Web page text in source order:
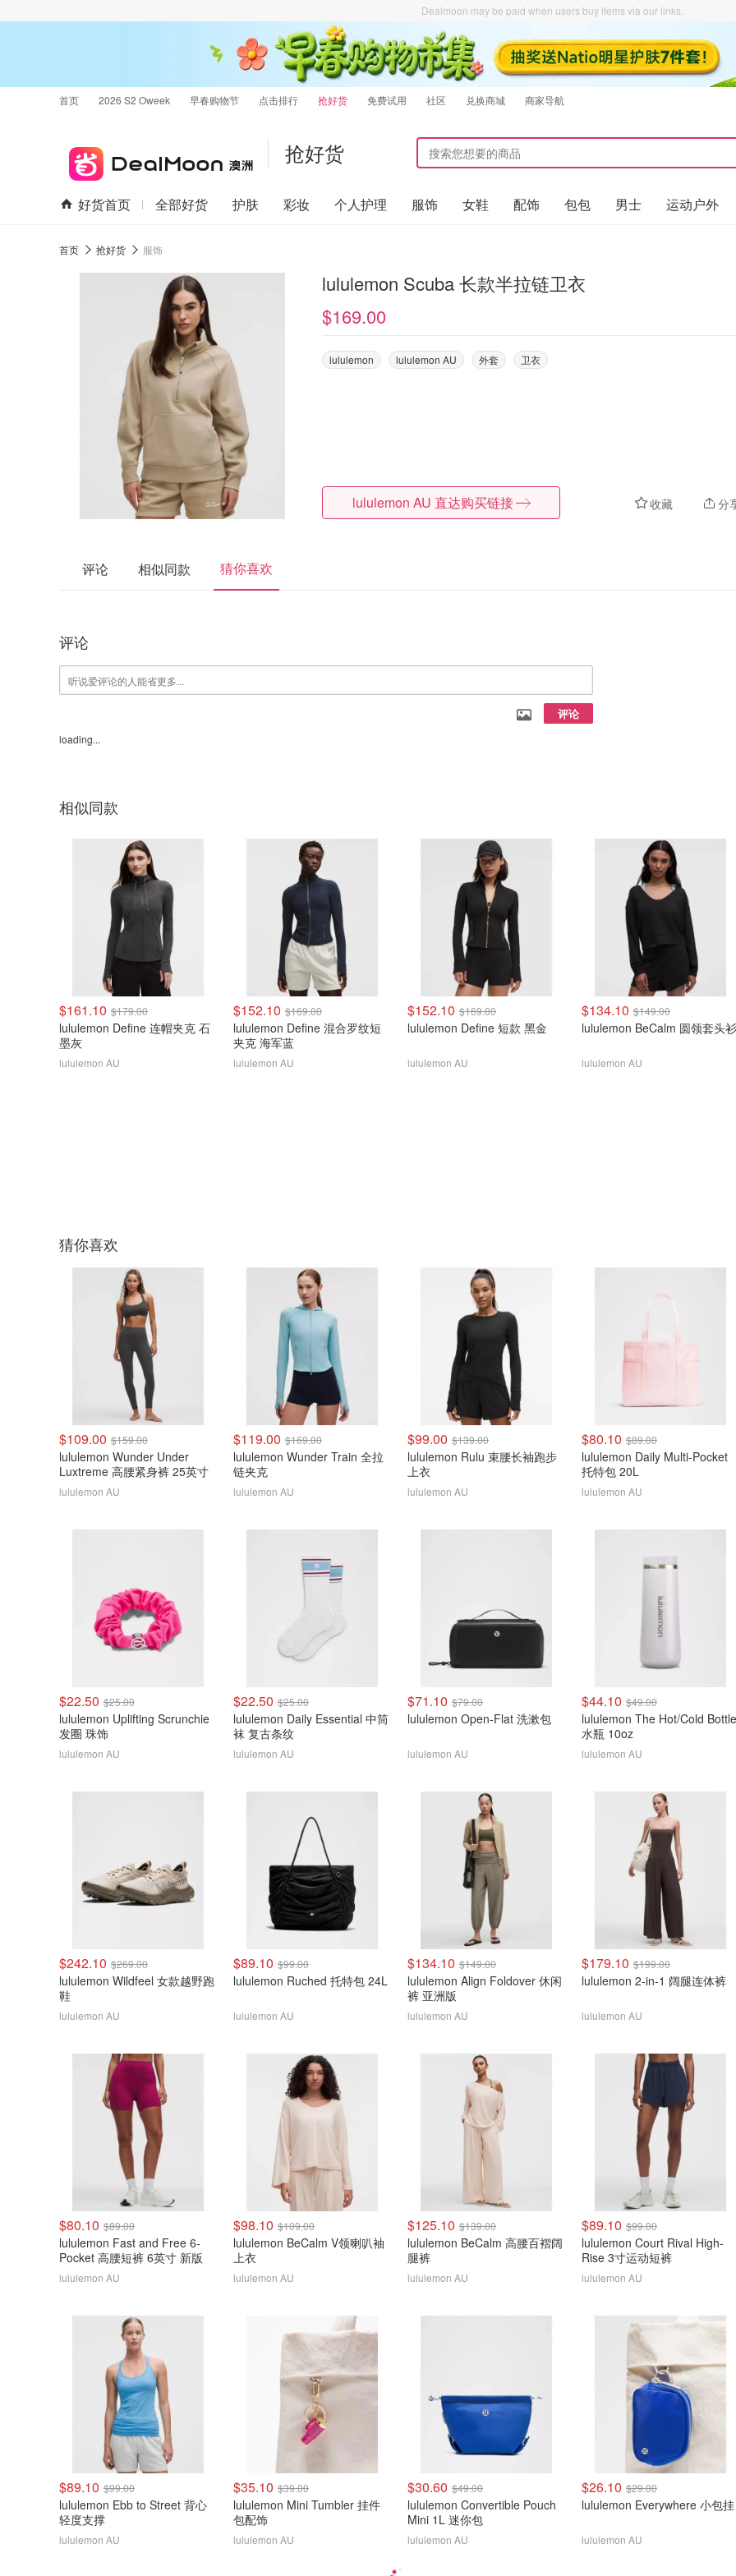
Dealmoon may be paid when users buy items via our links.
首页 2026 S2 Oweek 早春购物节 点击排行 抢好货 免费试用 社区 兑换商城 商家导航
抢好货
好货首页 全部好货 护肤 彩妆 个人护理 服饰 女鞋 配饰 包包 男士 运动户外
首页 抢好货 服饰
lululemon Scuba 长款半拉链卫衣
$169.00
lululemon lululemon AU 外套 卫衣
收藏 分
lululemon AU 直达购买链接
评论 相似同款 猜你喜欢
评论
评论
loading...
相似同款
$161.10 $179.00
lululemon Define 连帽夹克 石
墨灰
lululemon AU
$152.10 $169.00
lululemon Define 混合罗纹短
夹克 海军蓝
lululemon AU
$152.10 $169.00
lululemon Define 短款 黑金
lululemon AU
$134.10 $149.00
lululemon BeCalm 圆领套头衫
lululemon AU
猜你喜欢
$109.00 $159.00
lululemon Wunder Under
Luxtreme 高腰紧身裤 25英寸
lululemon AU
$119.00 $169.00
lululemon Wunder Train 全拉
链夹克
lululemon AU
$99.00 $139.00
lululemon Rulu 束腰长袖跑步
上衣
lululemon AU
$80.10 $89.00
lululemon Daily Multi-Pocket
托特包 20L
lululemon AU
$22.50 $25.00
lululemon Uplifting Scrunchie
发圈 珠饰
lululemon AU
$22.50 $25.00
lululemon Daily Essential 中筒
袜 复古条纹
lululemon AU
$71.10 $79.00
lululemon Open-Flat 洗漱包
lululemon AU
$44.10 $49.00
lululemon The Hot/Cold Bottle
水瓶 10oz
lululemon AU
$242.10 $269.00
lululemon Wildfeel 女款越野跑
鞋
lululemon AU
$89.10 $99.00
lululemon Ruched 托特包 24L
lululemon AU
$134.10 $149.00
lululemon Align Foldover 休闲
裤 亚洲版
lululemon AU
$179.10 $199.00
lululemon 2-in-1 阔腿连体裤
lululemon AU
$80.10 $89.00
lululemon Fast and Free 6-
Pocket 高腰短裤 6英寸 新版
lululemon AU
$98.10 $109.00
lululemon BeCalm V领喇叭袖
上衣
lululemon AU
$125.10 $139.00
lululemon BeCalm 高腰百褶阔
腿裤
lululemon AU
$89.10 $99.00
lululemon Court Rival High-
Rise 3寸运动短裤
lululemon AU
$89.10 $99.00
lululemon Ebb to Street 背心
轻度支撑
lululemon AU
$35.10 $39.00
lululemon Mini Tumbler 挂件
包配饰
lululemon AU
$30.60 $49.00
lululemon Convertible Pouch
Mini 1L 迷你包
lululemon AU
$26.10 $29.00
lululemon Everywhere 小包挂
lululemon AU